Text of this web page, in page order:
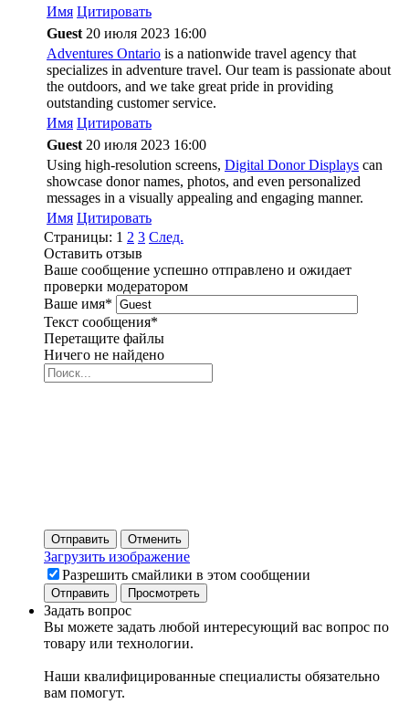
Имя Цитировать
Guest 20 июля 2023 16:00
Adventures Ontario is a nationwide travel agency that
specializes in adventure travel. Our team is passionate about
the outdoors, and we take great pride in providing
outstanding customer service.
Имя Цитировать
Guest 20 июля 2023 16:00
Using high-resolution screens, Digital Donor Displays can
showcase donor names, photos, and even personalized
messages in a visually appealing and engaging manner.
Имя Цитировать
Страницы: 1 2 3 След.
Оставить отзыв
Ваше сообщение успешно отправлено и ожидает
проверки модератором
Ваше имя*
Текст сообщения*
Перетащите файлы
Ничего не найдено
Отправить Отменить
Загрузить изображение
Разрешить смайлики в этом сообщении
Задать вопрос
Вы можете задать любой интересующий вас вопрос по
товару или технологии.
Наши квалифицированные специалисты обязательно
вам помогут.